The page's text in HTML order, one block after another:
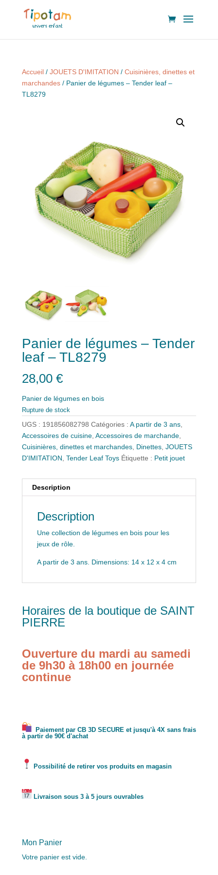
Accueil/ JOUETS D'IMITATION / Cuisinières, dinettes et
marchandes/ Panier de légumes – Tender leaf –
TL8279
Panier de légumes – Tender
leaf – TL8279
28,00 €
Panier de légumes en bois
Rupture de stock
UGS : 191856082798 Catégories : A partir de 3 ans,
Accessoires de cuisine, Accessoires de marchande,
Cuisinières, dinettes et marchandes, Dinettes, JOUETS
D'IMITATION, Tender Leaf Toys Étiquette : Petit jouet
Description
Description
Une collection de légumes en bois pour les
jeux de rôle.
A partir de 3 ans. Dimensions: 14 x 12 x 4 cm
Horaires de la boutique de SAINT
PIERRE
Ouverture du mardi au samedi
de 9h30 à 18h00 en journée
continue
Paiement par CB 3D SECURE et jusqu'à 4X sans frais
à partir de 90€ d'achat
Possibilité de retirer vos produits en magasin
Livraison sous 3 à 5 jours ouvrables
Mon Panier
Votre panier est vide.